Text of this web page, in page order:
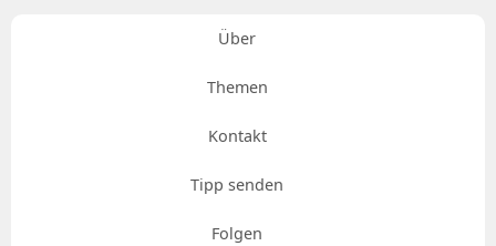
Über
Themen
Kontakt
Tipp senden
Folgen